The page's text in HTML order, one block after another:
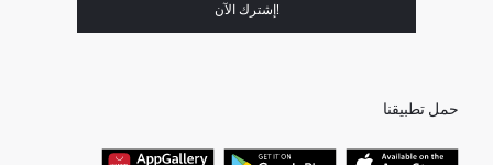
!إشترك الآن
حمل تطبيقنا